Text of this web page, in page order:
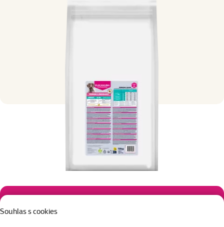
Souhlas s cookiesSušené kuřecí a krůtí (26 % včetně kuřecí